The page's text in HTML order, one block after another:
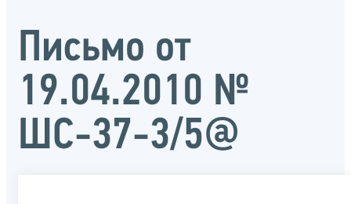
Письмо от
19.04.2010 №
ШС-37-3/5@